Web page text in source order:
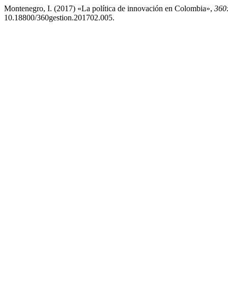
Montenegro, I. (2017) «La política de innovación en Colombia»,
10.18800/360gestion.201702.005.